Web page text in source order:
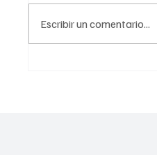
Escribir un comentario...